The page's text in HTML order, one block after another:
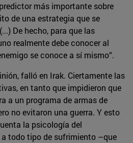
más importante sobre
de una estrategia que se
De hecho, para que las
realmente debe conocer al
se conoce a sí mismo”.
falló en Irak. Ciertamente las
en tanto que impidieron que
a un programa de armas de
no evitaron una guerra. Y esto
la psicología del
todo tipo de sufrimiento –que